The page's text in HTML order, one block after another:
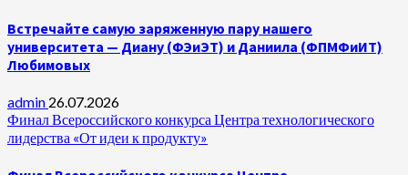
Встречайте самую заряженную пару нашего
университета — Диану (ФЭиЭТ) и Даниила (ФПМФиИТ)
Любимовых
admin 26.07.2026
Финал Всероссийского конкурса Центра технологического
лидерства «От идеи к продукту»